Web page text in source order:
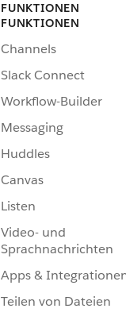
FUNKTIONEN
FUNKTIONEN
Channels
Slack Connect
Workflow-Builder
Messaging
Huddles
Canvas
Listen
Video- und
Sprachnachrichten
Apps &
Teilen von Dateien